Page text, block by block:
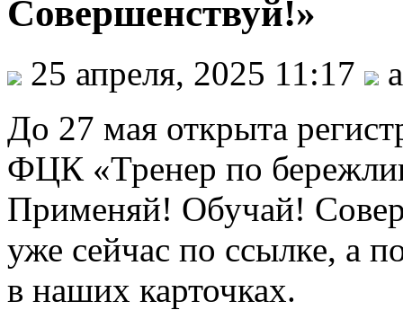
Совершенствуй!»
25 апреля, 2025 11:17
До 27 мая открыта
ФЦК «Тренер по
Применяй! Обучай!
уже сейчас по ссылке, а
в наших карточках.